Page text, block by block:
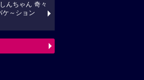
んちゃん 奇々
ケ～ション